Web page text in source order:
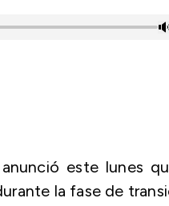
este lunes
la fase de